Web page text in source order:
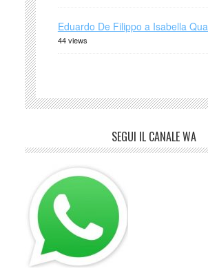
Eduardo De Filippo a Isabella
44 views
SEGUI IL CANALE WA